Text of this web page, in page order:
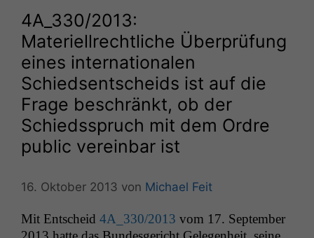
4A_330/2013:
Materiellrechtliche Überprüfung
eines internationalen
Schiedsentscheids ist auf die
Frage beschränkt, ob der
Schiedsspruch mit dem Ordre
public vereinbar ist
16. Oktober 2013 von Michael Feit
Mit Entscheid 4A_330/2013 vom 17. Sep­tem­ber